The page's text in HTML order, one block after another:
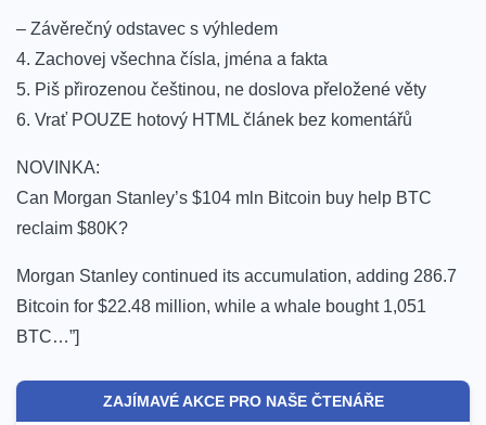
– Závěrečný odstavec s výhledem
4. Zachovej všechna čísla, jména a fakta
5. Piš přirozenou češtinou, ne doslova přeložené věty
6. Vrať POUZE hotový HTML článek bez komentářů
NOVINKA:
Can Morgan Stanley’s $104 mln Bitcoin buy help BTC
reclaim $80K?
Morgan Stanley continued its accumulation, adding 286.7
Bitcoin for $22.48 million, while a whale bought 1,051
BTC…”]
ZAJÍMAVÉ AKCE PRO NAŠE ČTENÁŘE